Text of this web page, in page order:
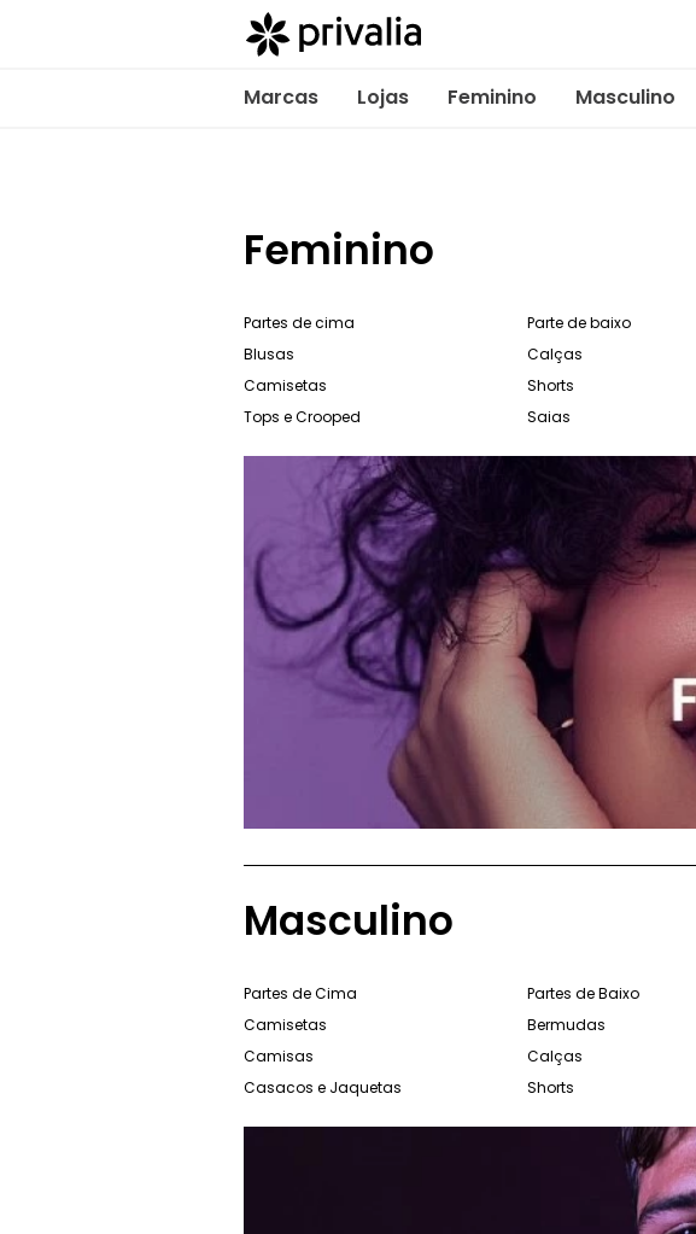
Marcas Lojas Feminino Masculino
Feminino
Partes de cima
Blusas
Camisetas
Tops e Crooped
Parte de baixo
Calças
Shorts
Saias
Masculino
Partes de Cima
Camisetas
Camisas
Casacos e Jaquetas
Partes de Baixo
Bermudas
Calças
Shorts